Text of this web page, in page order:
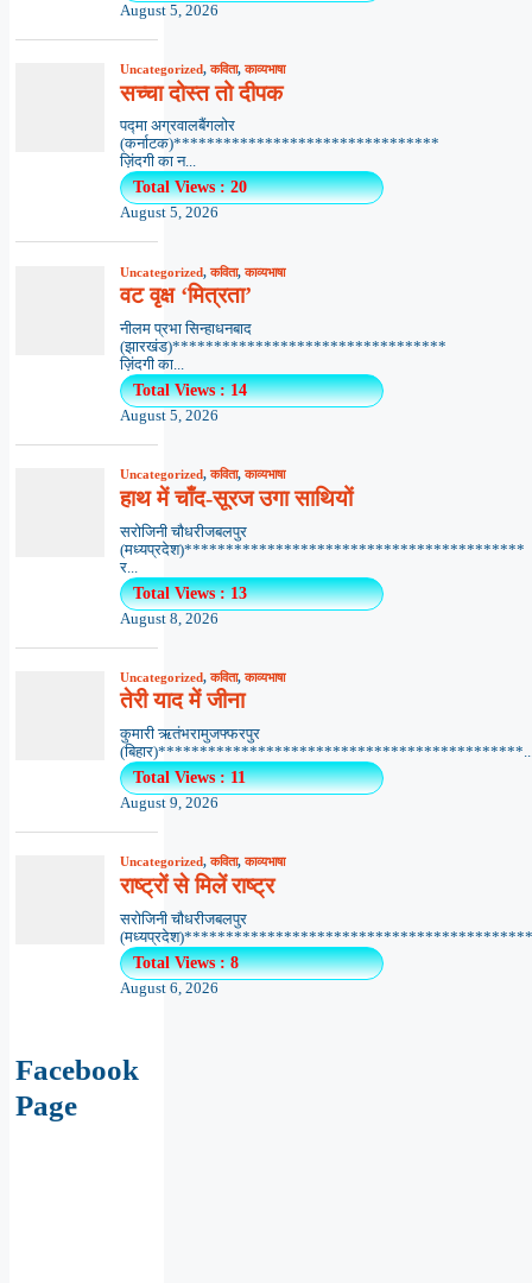
August 5, 2026
Uncategorized,कविता,काव्यभाषा
सच्चा दोस्त तो दीपक
पद्मा अग्रवालबैंगलोर
(कर्नाटक)********************************
ज़िंदगी का न...
Total Views : 20
August 5, 2026
Uncategorized,कविता,काव्यभाषा
वट वृक्ष ‘मित्रता’
नीलम प्रभा सिन्हाधनबाद
(झारखंड)*********************************
ज़िंदगी का...
Total Views : 14
August 5, 2026
Uncategorized,कविता,काव्यभाषा
हाथ में चाँद-सूरज उगा साथियों
सरोजिनी चौधरीजबलपुर
(मध्यप्रदेश)*****************************************
र...
Total Views : 13
August 8, 2026
Uncategorized,कविता,काव्यभाषा
तेरी याद में जीना
कुमारी ऋतंभरामुजफ्फरपुर
Total Views : 11
August 9, 2026
Uncategorized,कविता,काव्यभाषा
राष्ट्रों से मिलें राष्ट्र
सरोजिनी चौधरीजबलपुर
Total Views : 8
August 6, 2026
Facebook
Page